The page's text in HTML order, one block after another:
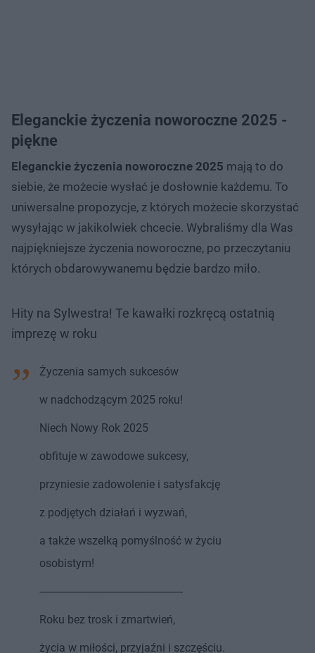
Eleganckie życzenia noworoczne 2025 -
piękne
Eleganckie życzenia noworoczne 2025 mają to do
siebie, że możecie wysłać je dosłownie każdemu. To
uniwersalne propozycje, z których możecie skorzystać
wysyłając w jakikolwiek chcecie. Wybraliśmy dla Was
najpiękniejsze życzenia noworoczne, po przeczytaniu
których obdarowywanemu będzie bardzo miło.
Hity na Sylwestra! Te kawałki rozkręcą ostatnią
imprezę w roku
Życzenia samych sukcesów
w nadchodzącym 2025 roku!
Niech Nowy Rok 2025
obfituje w zawodowe sukcesy,
przyniesie zadowolenie i satysfakcję
z podjętych działań i wyzwań,
a także wszelką pomyślność w życiu
osobistym!
---------------------------------------------------
Roku bez trosk i zmartwień,
życia w miłości, przyjaźni i szczęściu.